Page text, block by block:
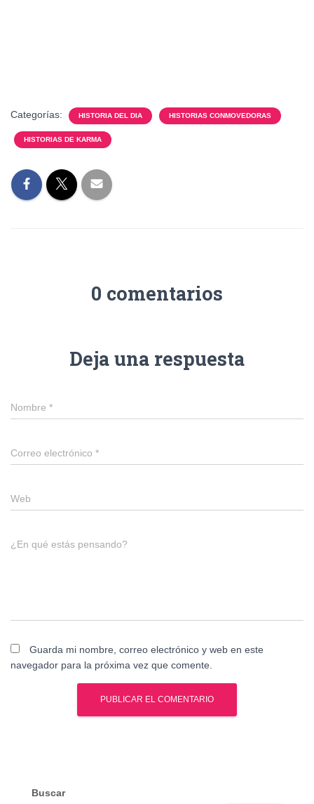
Categorías: HISTORIA DEL DIA HISTORIAS CONMOVEDORAS
HISTORIAS DE KARMA
0 comentarios
Deja una respuesta
Nombre *
Correo electrónico *
Web
¿En qué estás pensando?
Guarda mi nombre, correo electrónico y web en este
navegador para la próxima vez que comente.
Buscar